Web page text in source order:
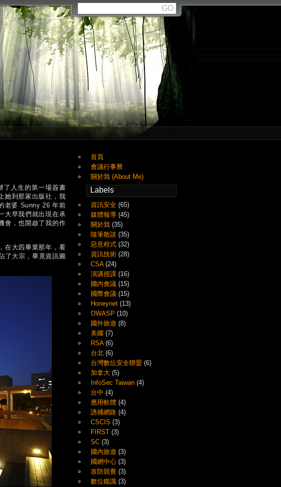
了人生的第一場簽書
她到那家出版社，我
老婆 Sunny 26 年前
大早我們就出現在承
會，也開啟了我的作
在大四畢業那年，看
了大宗，畢竟資訊圖
首頁
會議行事曆
關於我 (About Me)
Labels
資訊安全 (65)
媒體報導 (45)
關於我 (35)
隨筆散談 (35)
惡意程式 (32)
資訊技術 (28)
CSA (24)
演講授課 (16)
國內會議 (15)
國際會議 (15)
Honeynet (13)
OWASP (10)
國外旅遊 (8)
美國 (7)
RSA (6)
台北 (6)
台灣數位安全聯盟 (6)
加拿大 (5)
InfoSec Taiwan (4)
台中 (4)
應用軟體 (4)
誘捕網路 (4)
CSCIS (3)
FIRST (3)
SC (3)
國內旅遊 (3)
國網中心 (3)
攻防競賽 (3)
數位鑑識 (3)